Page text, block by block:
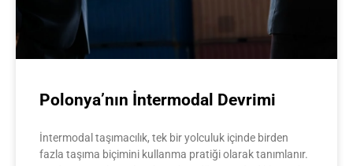
Polonya’nın İntermodal Devrimi
İntermodal taşımacılık, tek bir yolculuk içinde birden
fazla taşıma biçimini kullanma pratiği olarak tanımlanır.